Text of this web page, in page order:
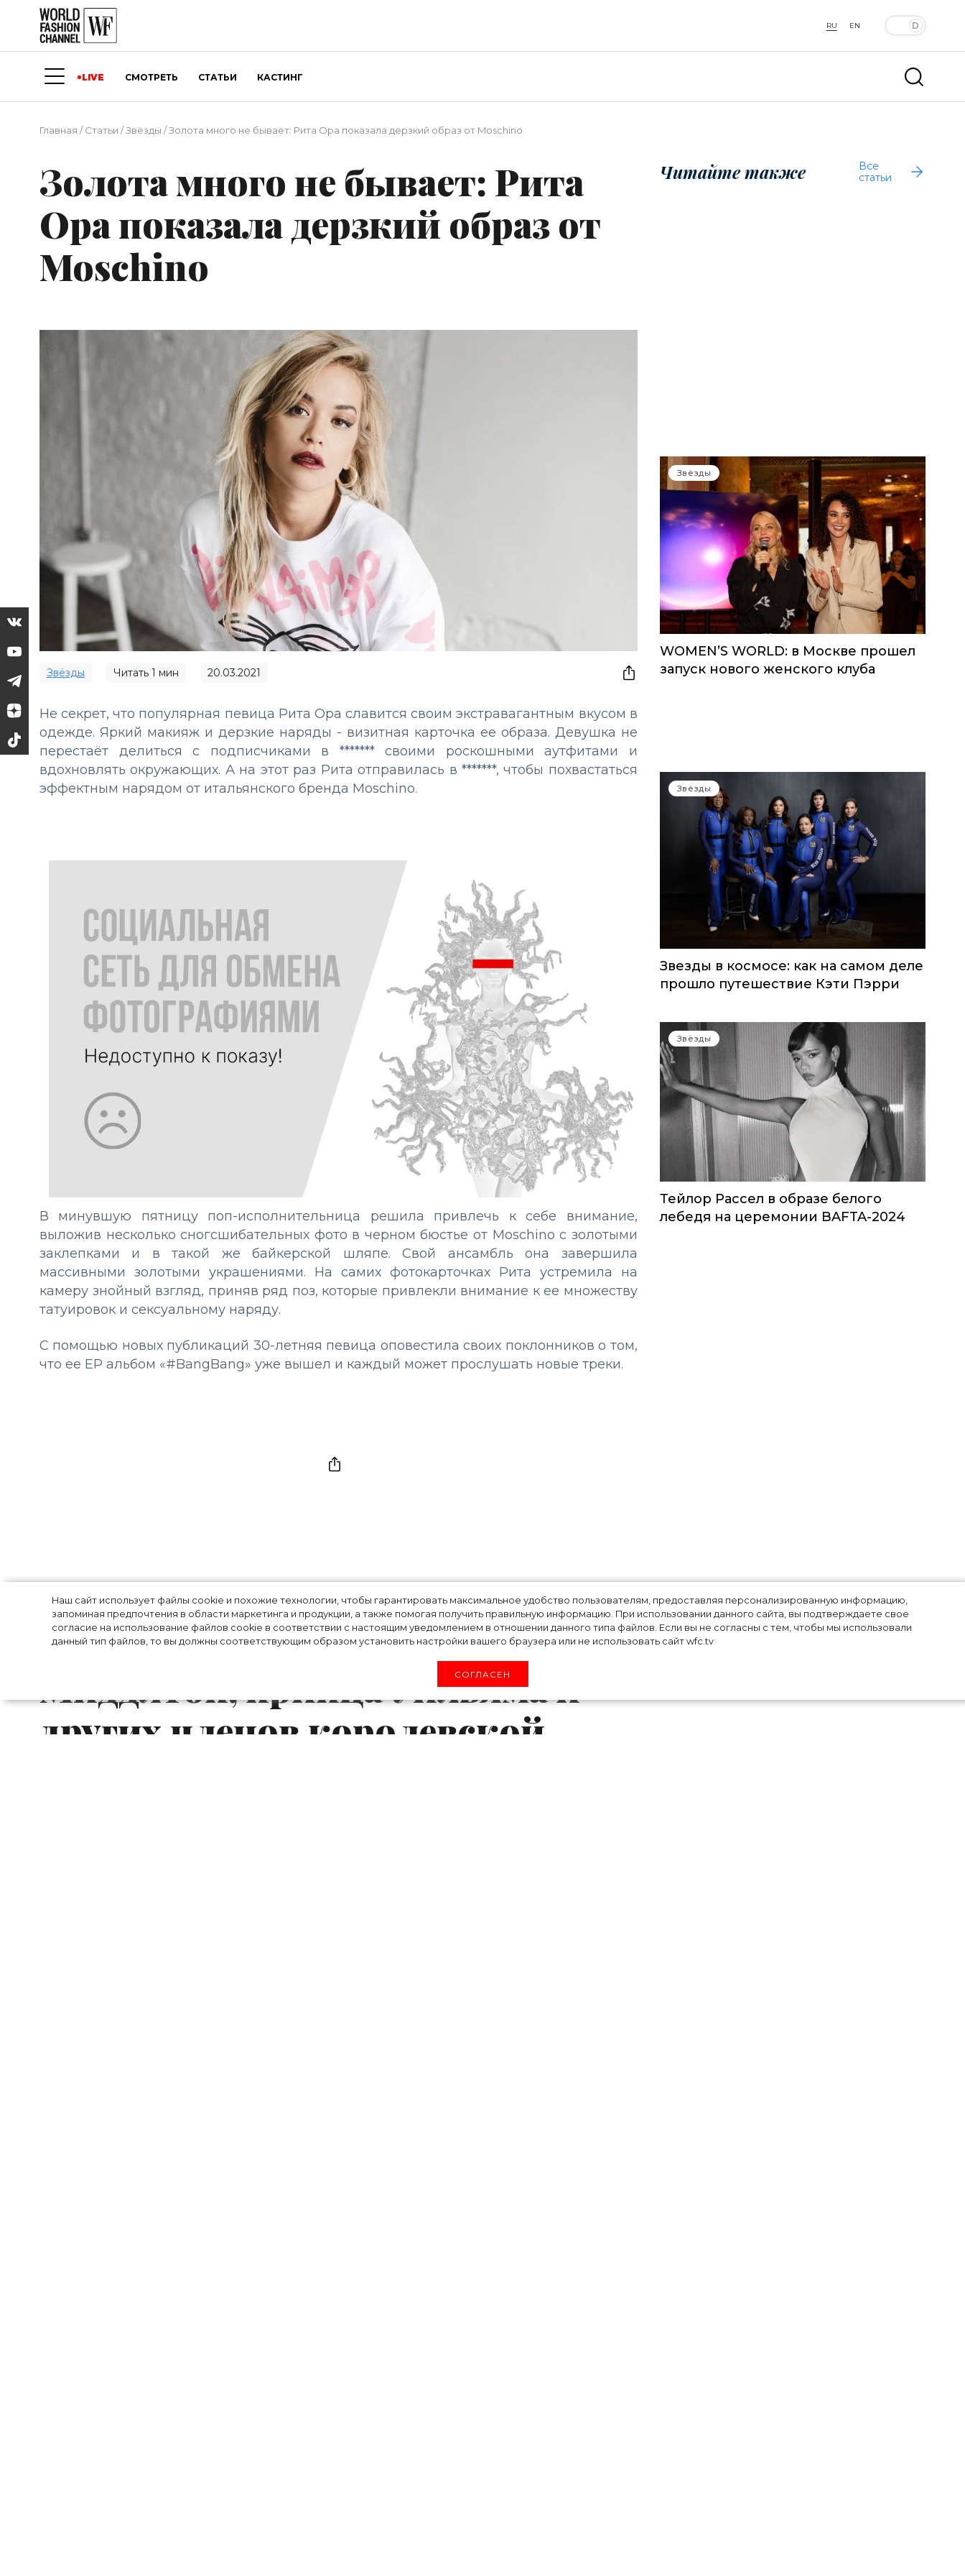
Наш сайт использует файлы cookie и похожие технологии, чтобы гарантировать максимальное удобство пользователям, предоставляя персонализированную информацию,
запоминая предпочтения в области маркетинга и продукции, а также помогая получить правильную информацию. При использовании данного сайта, вы подтверждаете свое
согласие на использование файлов cookie в соответствии с настоящим уведомлением в отношении данного типа файлов. Если вы не согласны с тем, чтобы мы использовали
данный тип файлов, то вы должны соответствующим образом установить настройки вашего браузера или не использовать сайт wfc.tv
СОГЛАСЕН
RU EN
LIVE СМОТРЕТЬ СТАТЬИ КАСТИНГ
Главная /Статьи /Звёзды /Золота много не бывает: Рита Ора показала дерзкий образ от Moschino
Золота много не бывает: Рита
Ора показала дерзкий образ от
Moschino
Звёзды Читать 1 мин 20.03.2021
Не секрет, что популярная певица Рита Ора славится своим экстравагантным вкусом в
одежде. Яркий макияж и дерзкие наряды - визитная карточка ее образа. Девушка не
перестаёт делиться с подписчиками в ******* своими роскошными аутфитами и
вдохновлять окружающих. А на этот раз Рита отправилась в *******, чтобы похвастаться
эффектным нарядом от итальянского бренда Moschino.
В минувшую пятницу поп-исполнительница решила привлечь к себе внимание,
выложив несколько сногсшибательных фото в черном бюстье от Moschino с золотыми
заклепками и в такой же байкерской шляпе. Свой ансамбль она завершила
массивными золотыми украшениями. На самих фотокарточках Рита устремила на
камеру знойный взгляд, приняв ряд поз, которые привлекли внимание к ее множеству
татуировок и сексуальному наряду.
С помощью новых публикаций 30-летняя певица оповестила своих поклонников о том,
что ее EP альбом «#BangBang» уже вышел и каждый может прослушать новые треки.
Читайте также
Все
статьи
Звёзды
WOMEN’S WORLD: в Москве прошел
запуск нового женского клуба
Звёзды
Звезды в космосе: как на самом деле
прошло путешествие Кэти Пэрри
Звёзды
Тейлор Рассел в образе белого
лебедя на церемонии BAFTA-2024
Под прикрытием: стали
известны секретные имена Кейт
Миддлтон, принца Уильяма и
других членов королевской